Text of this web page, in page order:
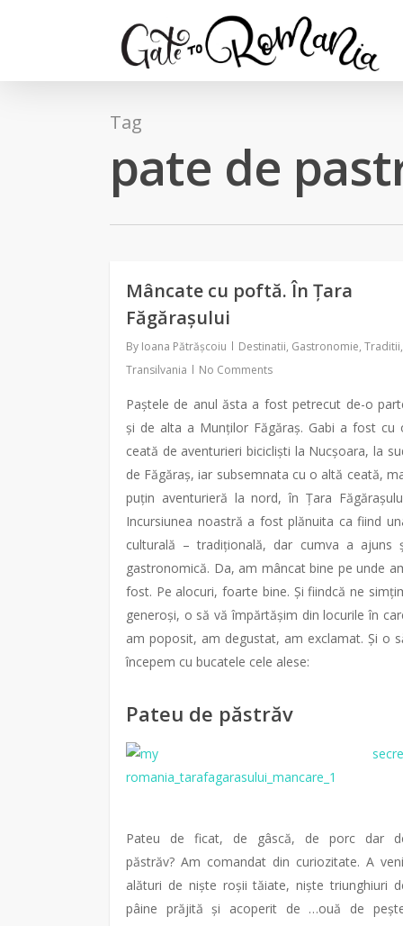
Tag
pate de
Mâncate cu poftă. În Țara
Făgărașului
By Ioana Pătrășcoiu Destinatii, Gastronomie, Traditii,
Transilvania
No Comments
Paștele de anul ăsta a fost petrecut de-o
și de alta a Munților Făgăraș. Gabi a fost cu
ceată de aventurieri bicicliști la Nucșoara, la
de Făgăraș, iar subsemnata cu o altă ceată,
puțin aventurieră la nord, în Țara
Incursiunea noastră a fost plănuita ca fiind
culturală – tradițională, dar cumva a ajuns
gastronomică. Da, am mâncat bine pe unde
fost. Pe alocuri, foarte bine. Și fiindcă ne
generoși, o să vă împărtășim din locurile în
am poposit, am degustat, am exclamat. Și o
începem cu bucatele cele alese:
Pateu de păstrăv
Pateu de ficat, de gâscă, de porc dar
păstrăv? Am comandat din curiozitate. A
alături de niște roșii tăiate, niște triunghiuri
pâine prăjită și acoperit de …ouă de